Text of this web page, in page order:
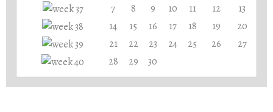
7
8 9 10 11 12
13
14
15 16 17 18 19
20
21
22 23 24 25 26
27
28
29 30